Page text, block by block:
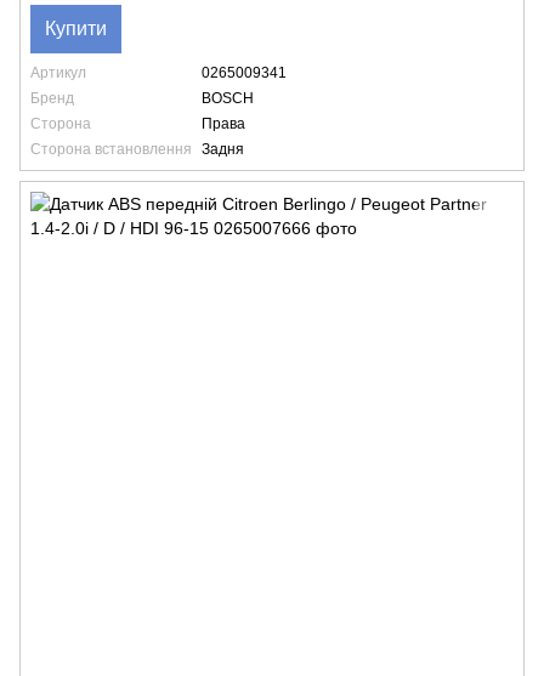
Купити
Артикул
0265009341
Бренд
BOSCH
Сторона
Права
Сторона встановлення
Задня